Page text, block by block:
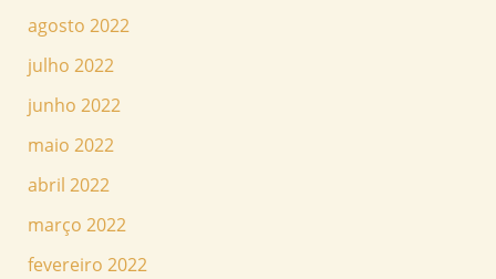
agosto 2022
julho 2022
junho 2022
maio 2022
abril 2022
março 2022
fevereiro 2022